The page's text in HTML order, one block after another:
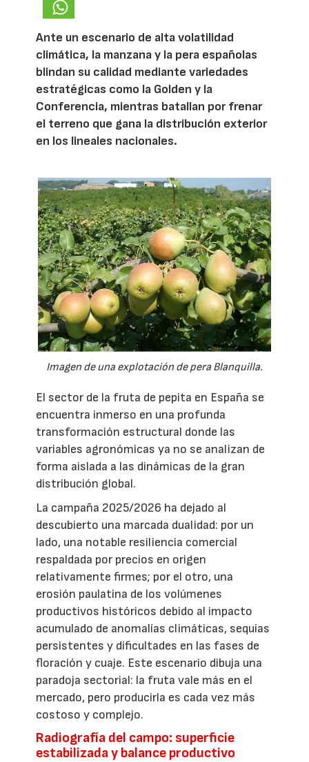
Ante un escenario de alta volatilidad
climática, la manzana y la pera españolas
blindan su calidad mediante variedades
estratégicas como la Golden y la
Conferencia, mientras batallan por frenar
el terreno que gana la distribución exterior
en los lineales nacionales.
Imagen de una explotación de pera Blanquilla.
El sector de la fruta de pepita en España se
encuentra inmerso en una profunda
transformación estructural donde las
variables agronómicas ya no se analizan de
forma aislada a las dinámicas de la gran
distribución global.
La campaña 2025/2026 ha dejado al
descubierto una marcada dualidad: por un
lado, una notable resiliencia comercial
respaldada por precios en origen
relativamente firmes; por el otro, una
erosión paulatina de los volúmenes
productivos históricos debido al impacto
acumulado de anomalías climáticas, sequías
persistentes y dificultades en las fases de
floración y cuaje. Este escenario dibuja una
paradoja sectorial: la fruta vale más en el
mercado, pero producirla es cada vez más
costoso y complejo.
Radiografía del campo: superficie
estabilizada y balance productivo